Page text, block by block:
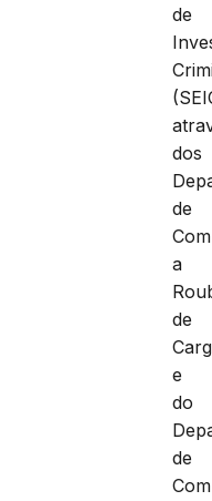
de
dos
de
a
de
e
do
de